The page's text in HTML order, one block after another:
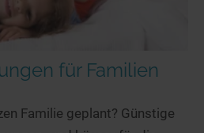
für Familien
Familie geplant? Günstige